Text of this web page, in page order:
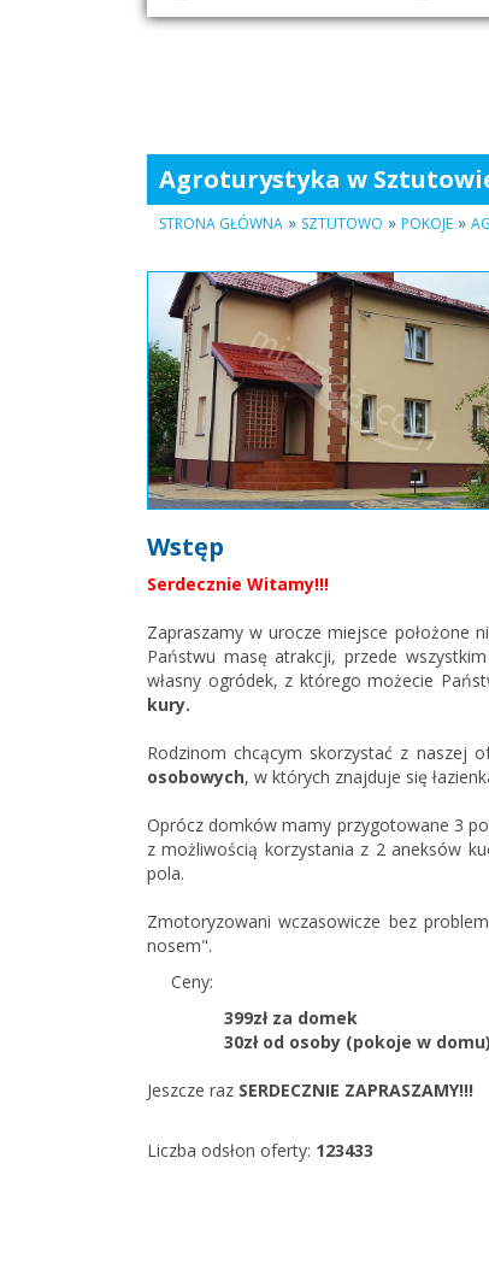
Agroturystyka w
STRONA GŁÓWNA » SZTUTOWO » POKOJE »
Wstęp
Serdecznie Witamy!!!
Zapraszamy w urocze miejsce położone
Państwu masę atrakcji, przede
własny ogródek, z którego możecie
kury.
Rodzinom chcącym skorzystać z naszej
osobowych, w których znajduje się
Oprócz domków mamy przygotowane 3
z możliwością korzystania z 2 aneksów
pola.
Zmotoryzowani wczasowicze bez
nosem".
Ceny:
399zł za domek
30zł od osoby (pokoje w domu)
Jeszcze raz SERDECZNIE ZAPRASZAMY!!!
Liczba odsłon oferty: 123433